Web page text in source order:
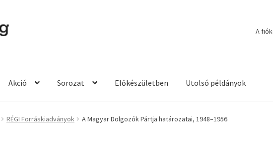
A
Akció Sorozat Előkészületben Utolsó példányok
RÉGI Forráskiadványok A Magyar Dolgozók Pártja határozatai, 1948–1956